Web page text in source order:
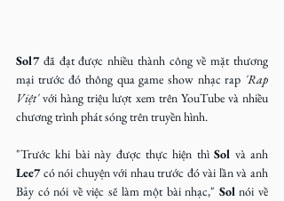
Sol7 đã đạt được nhiều thành công về mặt thương
mại trước đó thông qua game show nhạc rap 'Rap
Việt' với hàng triệu lượt xem trên YouTube và nhiều
chương trình phát sóng trên truyền hình.
"Trước khi bài này được thực hiện thì Sol
Lee7 có nói chuyện với nhau trước đó vài lần và anh
Bảy có nói về việc sẽ làm một bài nhạc," Sol nói về